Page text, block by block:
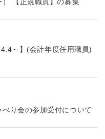
～】(会計年度任用職員)
べり会の参加受付について